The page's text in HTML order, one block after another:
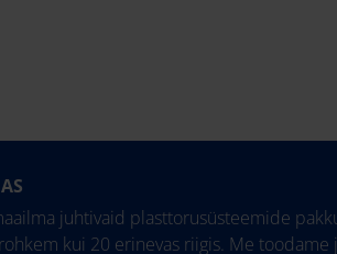
juhtivaid plasttorusüsteemide
kui 20 erinevas riigis. Me toodame